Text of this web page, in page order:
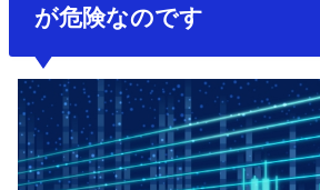
が危険なのです